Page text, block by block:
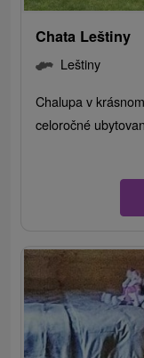
Chata Leštiny
Leštiny
Chalupa v
celoročné